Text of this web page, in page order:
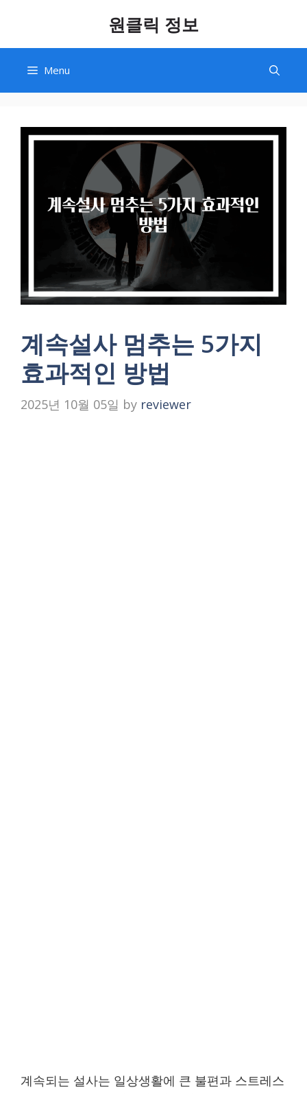
content
원클릭 정보
Menu
계속설사 멈추는 5가지
효과적인 방법
2025년 10월 05일 by reviewer
계속되는 설사는 일상생활에 큰 불편과 스트레스